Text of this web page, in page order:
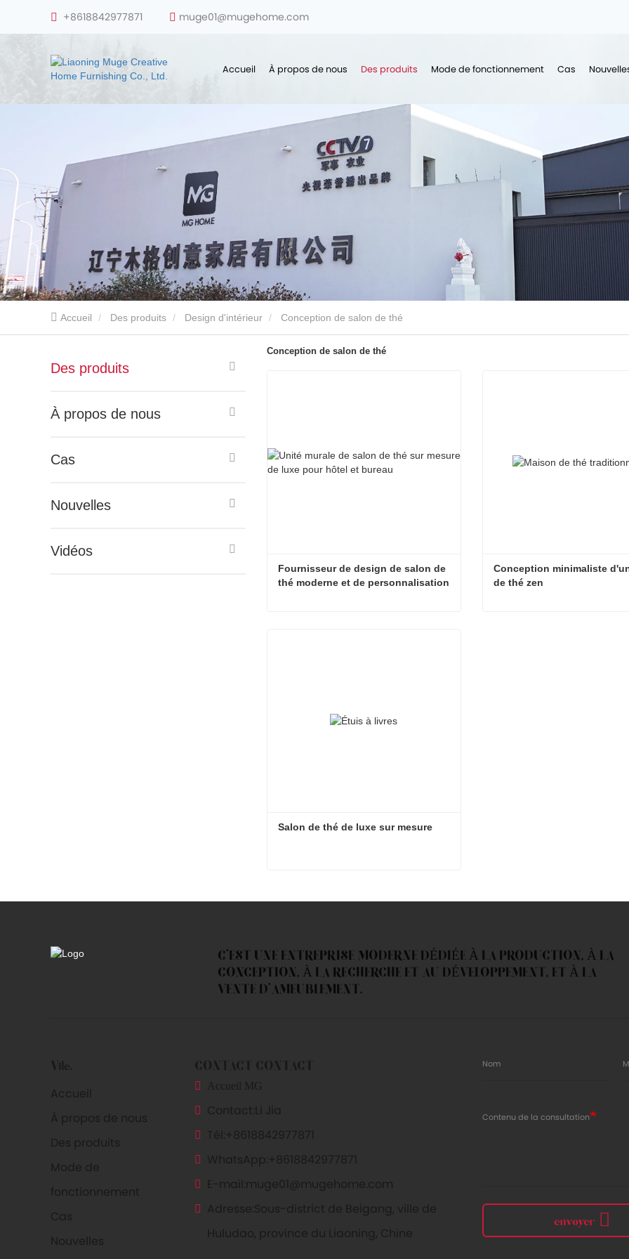
+8618842977871 muge01@mugehome.com
Accueil À propos de nous Des produits Mode de fonctionnement Cas
Accueil Des produits Design d'intérieur Conception de salon de thé
Des produits
À propos de nous
Cas
Nouvelles
Vidéos
Conception de salon de thé
Fournisseur de design de salon de
thé moderne et de personnalisation
Conception minimaliste
de thé zen
Salon de thé de luxe sur mesure
Contact maintenant
C'EST UNE ENTREPRISE MODERNE DÉDIÉE À LA PRODUCTION, À LA
CONCEPTION, À LA RECHERCHE ET AU DÉVELOPPEMENT, ET À LA
VENTE D'AMEUBLEMENT.
Vite.
Accueil
À propos de nous
Des produits
Mode de
fonctionnement
Cas
Nouvelles
CONTACT CONTACT
Accueil MG
Contact:
Li Jia
Tél:
+8618842977871
WhatsApp:
+8618842977871
E-mail:
muge01@mugehome.com
Adresse: Sous-district de Beigang, ville de
Huludao, province du Liaoning, Chine
Nom
Contenu de la consultation
envoyer